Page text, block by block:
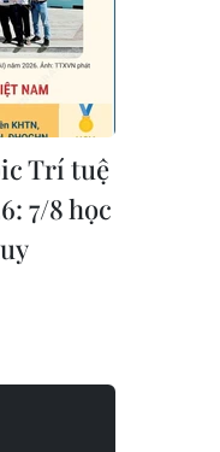
Trí tuệ
7/8 học